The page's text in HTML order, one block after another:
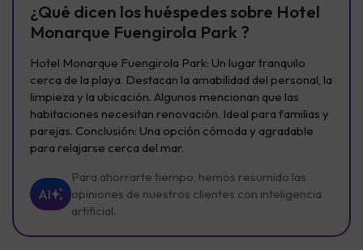
¿Qué dicen los huéspedes sobre Hotel
Monarque Fuengirola Park ?
Hotel Monarque Fuengirola Park: Un lugar tranquilo
cerca de la playa. Destacan la amabilidad del personal, la
limpieza y la ubicación. Algunos mencionan que las
habitaciones necesitan renovación. Ideal para familias y
parejas. Conclusión: Una opción cómoda y agradable
para relajarse cerca del mar.
AI
Para ahorrarte tiempo, hemos resumido las
opiniones de nuestros clientes con inteligencia
artificial.